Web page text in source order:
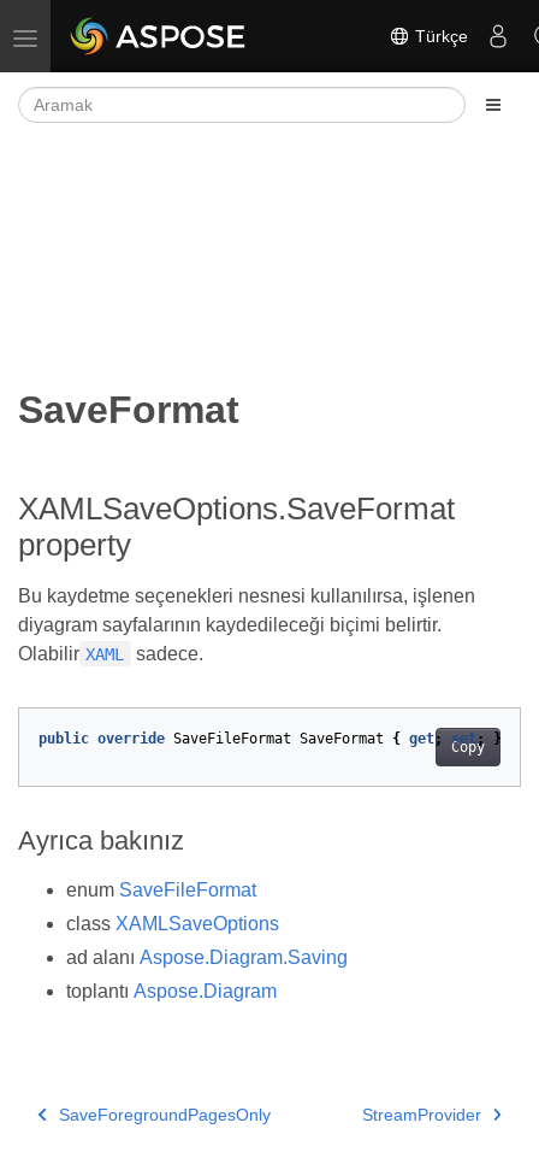
Gezinmeyi aç/kapat Türkçe
SaveFormat
XAMLSaveOptions.SaveFormat
property
Bu kaydetme seçenekleri nesnesi kullanılırsa, işlenen
diyagram sayfalarının kaydedileceği biçimi belirtir.
Olabilir XAML sadece.
Copy
public override SaveFileFormat SaveFormat { get; set ; }
Ayrıca bakınız
enum SaveFileFormat
class XAMLSaveOptions
ad alanı Aspose.Diagram.Saving
toplantı Aspose.Diagram
SaveForegroundPagesOnly StreamProvider